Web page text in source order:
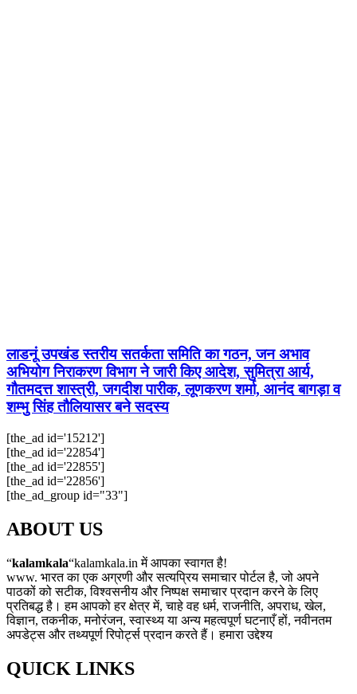
लाडनूं उपखंड स्तरीय सतर्कता समिति का गठन, जन अभाव
अभियोग निराकरण विभाग ने जारी किए आदेश, सुमित्रा आर्य,
गौतमदत्त शास्त्री, जगदीश पारीक, लूणकरण शर्मा, आनंद बागड़ा व
शम्भु सिंह तौलियासर बने सदस्य
[the_ad id='15212']
[the_ad id='22854']
[the_ad id='22855']
[the_ad id='22856']
[the_ad_group id="33"]
ABOUT US
“kalamkala“kalamkala.in में आपका स्वागत है!
www. भारत का एक अग्रणी और सत्यप्रिय समाचार पोर्टल है, जो अपने
पाठकों को सटीक, विश्वसनीय और निष्पक्ष समाचार प्रदान करने के लिए
प्रतिबद्ध है। हम आपको हर क्षेत्र में, चाहे वह धर्म, राजनीति, अपराध, खेल,
विज्ञान, तकनीक, मनोरंजन, स्वास्थ्य या अन्य महत्वपूर्ण घटनाएँ हों, नवीनतम
अपडेट्स और तथ्यपूर्ण रिपोर्ट्स प्रदान करते हैं। हमारा उद्देश्य
QUICK LINKS